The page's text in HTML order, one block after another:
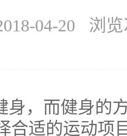
04-20 浏
身，而健身的
合适的运动项